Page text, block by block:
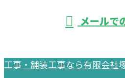
メールで
工事・舗装工事なら有限会社